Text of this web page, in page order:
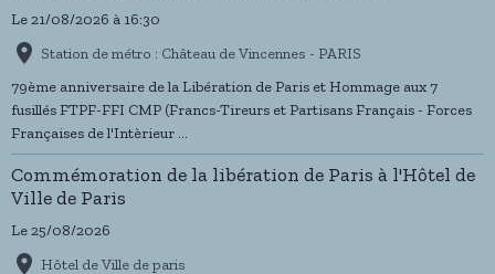
Le 21/08/2026 à 16:30
Station de métro : Château de Vincennes - PARIS
79ème anniversaire de la Libération de Paris et Hommage aux 7
fusillés FTPF-FFI CMP (Francs-Tireurs et Partisans Français - Forces
Françaises de l'Intèrieur ...
Commémoration de la libération de Paris à l'Hôtel de
Ville de Paris
Le 25/08/2026
Hôtel de Ville de paris